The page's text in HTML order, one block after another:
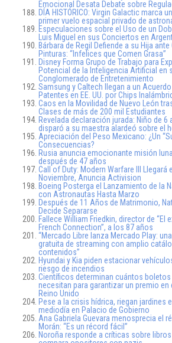
Emocional Desata Debate sobre
DÍA HISTÓRICO: Virgin Galactic marca
primer vuelo espacial privado de
Especulaciones sobre el Uso de un
Luis Miguel en sus Conciertos en
Bárbara de Regil Defiende a su Hija
Pinturas: “Infelices que Comen Grasa”
Disney Forma Grupo de Trabajo para
Potencial de la Inteligencia Artificial en
Conglomerado de Entretenimiento
Samsung y Caltech llegan a un
Patentes en EE. UU. por Chips
Caos en la Movilidad de Nuevo León
Clases de más de 200 mil Estudiantes
Revelada declaración jurada: Niño de 6
disparó a su maestra alardeó sobre el
Apreciación del Peso Mexicano: ¿Un
Consecuencias?
Rusia anuncia emocionante misión
después de 47 años
Call of Duty: Modern Warfare III Llegará
Noviembre, Anuncia Activision
Boeing Posterga el Lanzamiento de la
con Astronautas Hasta Marzo
Después de 11 Años de Matrimonio,
Decide Separarse
Fallece William Friedkin, director de “El
French Connection”, a los 87 años
“Mercado Libre lanza Mercado Play:
gratuita de streaming con amplio
contenidos”
Hyundai y Kia piden estacionar
riesgo de incendios
Científicos determinan cuántos
necesitan para garantizar un premio en
Reino Unido
Pese a la crisis hídrica, riegan jardines
mediodía en Palacio de Gobierno
Ana Gabriela Guevara menosprecia el
Morán: “Es un récord fácil”
Noroña responde a críticas sobre